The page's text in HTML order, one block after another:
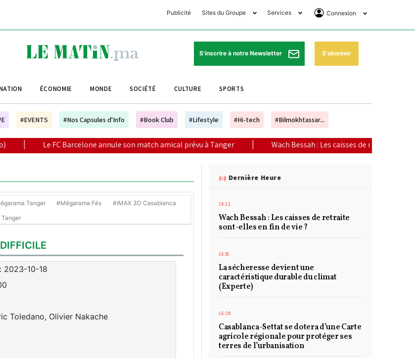
Publicité Sites du Groupe
Club Avantages
Le Matin Sports
Le Matin Store
Le Matin Annonces
Matin
Morocco Today Forum
Services
Horaires de prières
Pharmacies de garde
Programme TV
Cinéma
Bourse
Connexion
Se Connecter
Abonnement
S'inscrire à notre Newsletter S'abonner
ÉCONOMIE MONDE SOCIÉTÉ CULTURE SPORTS
#EVENTS #Nos Capsules d'Info #Book Club #Lifestyle #Hi-tech #Bilmokhtassar...
Barcelone annule son match amical prévu à Tanger | Wach Bessah : Les caisses de retraite sont-elles en fin de
Tanger #Mégarama Fés #IMAX 3D Casablanca
2023-10-18
Toledano, Olivier Nakache
Dernière Heure
18:12
Wach Bessah : Les caisses de retraite
sont-elles en fin de vie ?
16:35
La sécheresse devient une
caractéristique durable du climat
(Experte)
16:28
Casablanca-Settat se dotera d’une Carte
agricole régionale pour protéger ses
terres de l’urbanisation